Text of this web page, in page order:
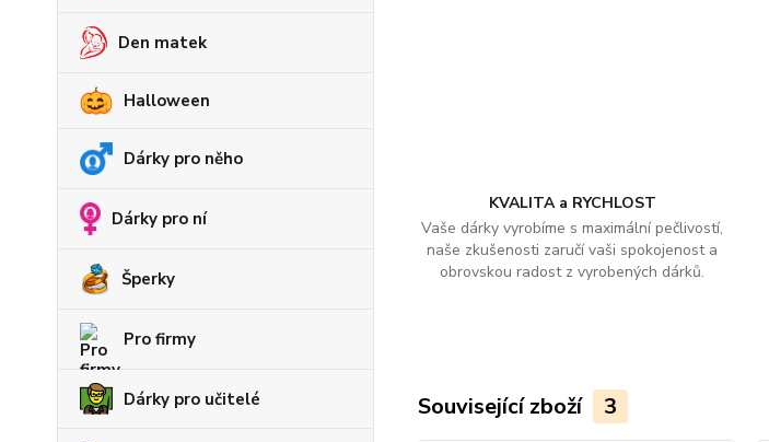
Den matek
Halloween
Dárky pro něho
Dárky pro ní
Šperky
Pro firmy
Dárky pro učitelé
KVALITA a RYCHLOST
Vaše dárky vyrobíme s maximální pečlivostí,
naše zkušenosti zaručí vaši spokojenost a
obrovskou radost z vyrobených dárků.
Související zboží 3